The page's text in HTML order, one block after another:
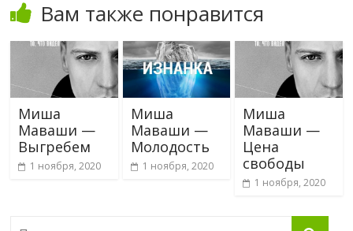
Вам также понравится
Миша
Маваши —
Выгребем
1 ноября, 2020
Миша
Маваши —
Молодость
1 ноября, 2020
Миша
Маваши —
Цена
свободы
1 ноября, 2020